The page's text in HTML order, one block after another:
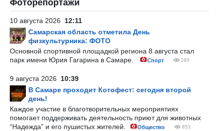
Фоторепортажи
10 августа 2026 12:11
Самарская область отметила День
физкультурника: ФОТО
Основной спортивной площадкой региона 8 августа стал
парк имени Юрия Гагарина в Самаре.
Спорт 285
9 августа 2026 10:39
В Самаре проходит Котофест: сегодня второй
день!
Каждое участие в благотворительных мероприятиях
помогает поддерживать деятельность приют для животных
“Надежда” и его пушистых жителей.
Общество 853